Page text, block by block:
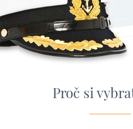
Proč si